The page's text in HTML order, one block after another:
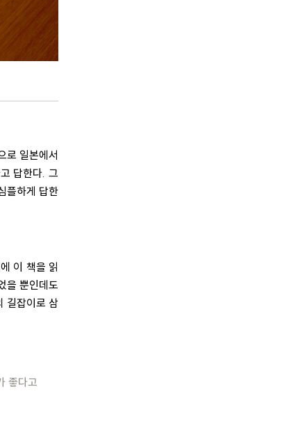
로 일본에서
답한다. 그
플하게 답한
이 책을 읽
을 뿐인데도
길잡이로 삼
좋다고